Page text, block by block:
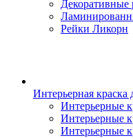
Декоративные
Рейки Ликорн
Интерьерная краска
Интерьерные
Интерьерные
Интерьерные